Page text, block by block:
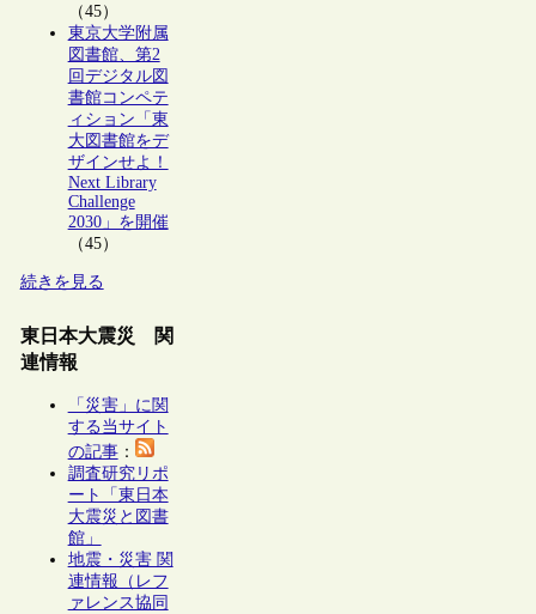
（45）
東京大学附属
図書館、第2
回デジタル図
書館コンペテ
ィション「東
大図書館をデ
ザインせよ！
Next Library
Challenge
2030」を開催
（45）
続きを見る
東日本大震災 関
連情報
「災害」に関
する当サイト
の記事：
調査研究リポ
ート「東日本
大震災と図書
館」
地震・災害 関
連情報（レフ
ァレンス協同